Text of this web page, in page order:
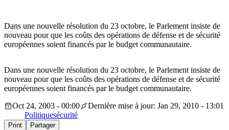
Dans une nouvelle résolution du 23 octobre, le Parlement insiste de
nouveau pour que les coûts des opérations de défense et de sécurité
européennes soient financés par le budget communautaire.
Dans une nouvelle résolution du 23 octobre, le Parlement insiste de
nouveau pour que les coûts des opérations de défense et de sécurité
européennes soient financés par le budget communautaire.
Oct 24, 2003 - 00:00
Dernière mise à jour: Jan 29, 2010 - 13:01
Politiquesécurité
Print Partager